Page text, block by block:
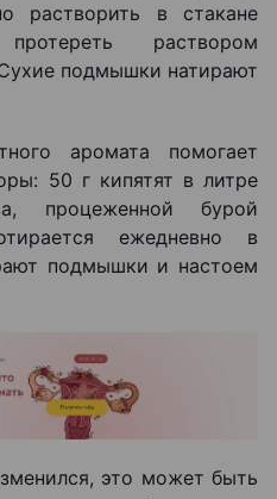
растворить в стакане
раствором
подмышки натирают
аромата помогает
50 г кипятят в литре
процеженной бурой
ежедневно в
подмышки и настоем
это может быть